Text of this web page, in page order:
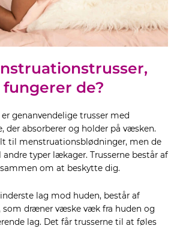
de?
genanvendelige trusser med
der absorberer og holder på væsken.
til menstruationsblødninger, men de
typer lækager. Trusserne består af
om at beskytte dig.
lag mod huden, består af
dræner væske væk fra huden og
lag. Det får trusserne til at føles